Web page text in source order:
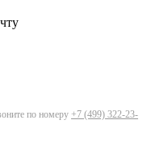
по номеру +7 (499) 322-23-